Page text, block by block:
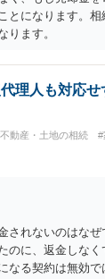
約しつつ、資金
思われます。
とになります。
ります。
理人も対応せ
動産・土地の相続
#
されないのはな
のに、返金しなく
になる契約は無